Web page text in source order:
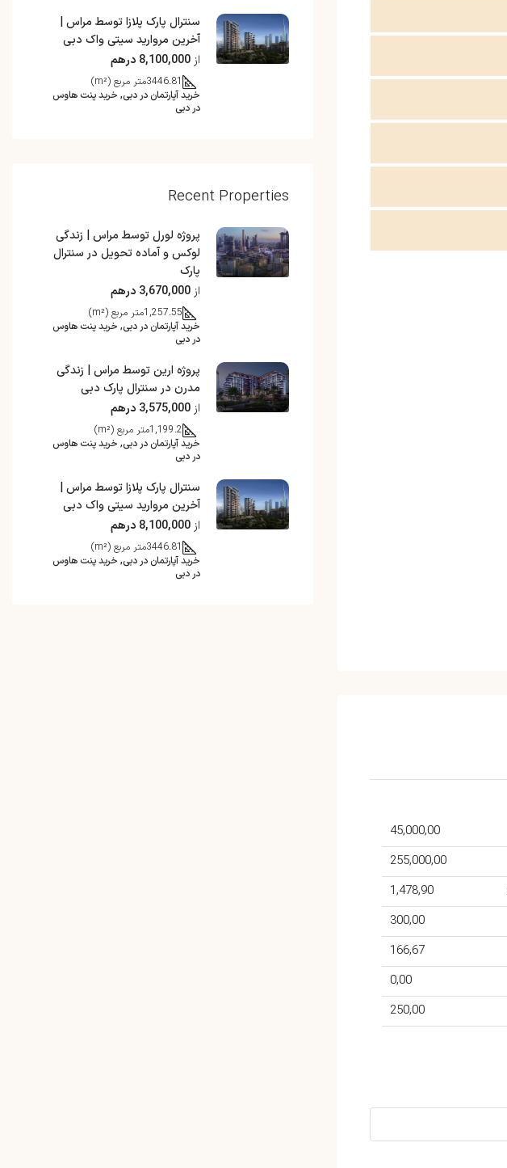
45,000,00
255,000,00
1,478,90
300,00
166,67
0,00
250,00
سنترال پارک پلازا توسط مراس |
آخرین مروارید سیتی واک دبی
از8,100,000 درهم
3446.81متر مربع (m²)
خرید آپارتمان در دبی, خرید پنت هاوس
در دبی
Recent Properties
پروژه لورل توسط مراس | زندگی
لوکس و آماده تحویل در سنترال
پارک
از3,670,000 درهم
1,257.55متر مربع (m²)
خرید آپارتمان در دبی, خرید پنت هاوس
در دبی
پروژه ارین توسط مراس | زندگی
مدرن در سنترال پارک دبی
از3,575,000 درهم
1,199.2متر مربع (m²)
خرید آپارتمان در دبی, خرید پنت هاوس
در دبی
سنترال پارک پلازا توسط مراس |
آخرین مروارید سیتی واک دبی
از8,100,000 درهم
3446.81متر مربع (m²)
خرید آپارتمان در دبی, خرید پنت هاوس
در دبی